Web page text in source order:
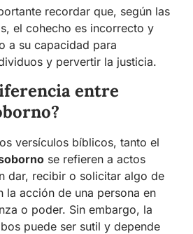
recordar que, según las
el cohecho es incorrecto y
a su capacidad para
y pervertir la justicia.
entre
versículos bíblicos, tanto el
se refieren a actos
dar, recibir o solicitar algo de
la acción de una persona en
o poder. Sin embargo, la
puede ser sutil y depende